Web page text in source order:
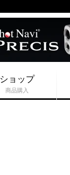
ショップ
商品購入